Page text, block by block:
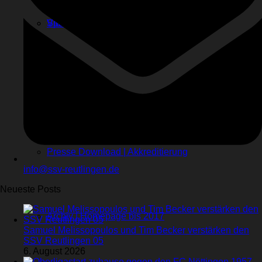
Sponsoren
Videos
Presse Download | Akkreditierung
Archiv | Homepage bis 2017
info@ssv-reutlingen.de
Neueste Posts
Samuel Melissopoulos und Tim Becker verstärken den
SSV Reutlingen 05
6. August 2026